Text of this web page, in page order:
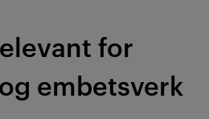
for
embetsverk